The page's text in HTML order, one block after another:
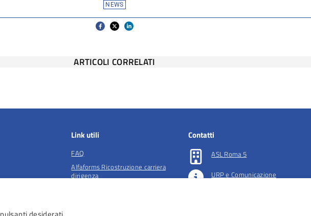
NEWS
ARTICOLI CORRELATI
e tutela della
Link utili
FAQ
Alfaforms Ricostruzione carriera
dirigenza
Contatti
ASL Roma 5
URP e Comunicazione